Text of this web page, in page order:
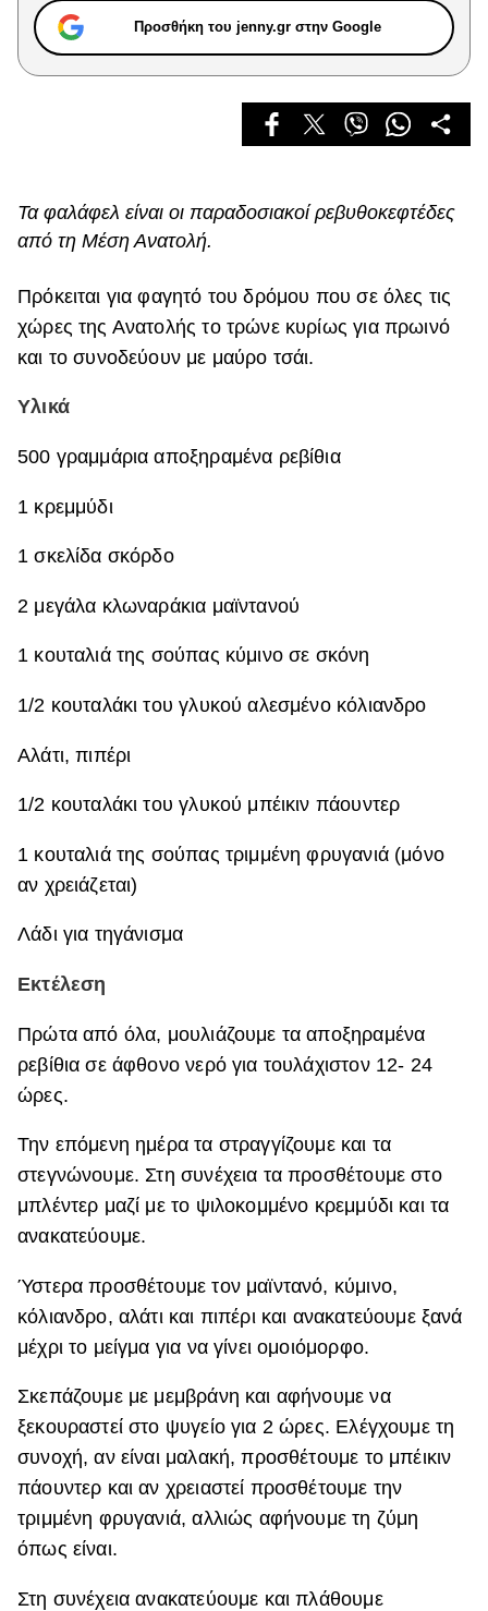
Who
True Stories
Ask the Guru
Living
Cooking
Green
ΒΟΞ
Χωρίς Ταμπέλες
Hautes Grecians
Γάμος
Market News
Προσθήκη του jenny.gr στην Google
Τα φαλάφελ είναι οι παραδοσιακοί ρεβυθοκεφτέδες
από τη Μέση Ανατολή.
Πρόκειται για φαγητό του δρόμου που σε όλες τις
χώρες της Ανατολής το τρώνε κυρίως για πρωινό
και το συνοδεύουν με μαύρο τσάι.
Υλικά
500 γραμμάρια αποξηραμένα ρεβίθια
1 κρεμμύδι
1 σκελίδα σκόρδο
2 μεγάλα κλωναράκια μαϊντανού
1 κουταλιά της σούπας κύμινο σε σκόνη
1/2 κουταλάκι του γλυκού αλεσμένο κόλιανδρο
Αλάτι, πιπέρι
1/2 κουταλάκι του γλυκού μπέικιν πάουντερ
1 κουταλιά της σούπας τριμμένη φρυγανιά (μόνο
αν χρειάζεται)
Λάδι για τηγάνισμα
Εκτέλεση
Πρώτα από όλα, μουλιάζουμε τα αποξηραμένα
ρεβίθια σε άφθονο νερό για τουλάχιστον 12- 24
ώρες.
Την επόμενη ημέρα τα στραγγίζουμε και τα
στεγνώνουμε. Στη συνέχεια τα προσθέτουμε στο
μπλέντερ μαζί με το ψιλοκομμένο κρεμμύδι και τα
ανακατεύουμε.
Ύστερα προσθέτουμε τον μαϊντανό, κύμινο,
κόλιανδρο, αλάτι και πιπέρι και ανακατεύουμε ξανά
μέχρι το μείγμα για να γίνει ομοιόμορφο.
Σκεπάζουμε με μεμβράνη και αφήνουμε να
ξεκουραστεί στο ψυγείο για 2 ώρες. Ελέγχουμε τη
συνοχή, αν είναι μαλακή, προσθέτουμε το μπέικιν
πάουντερ και αν χρειαστεί προσθέτουμε την
τριμμένη φρυγανιά, αλλιώς αφήνουμε τη ζύμη
όπως είναι.
Στη συνέχεια ανακατεύουμε και πλάθουμε